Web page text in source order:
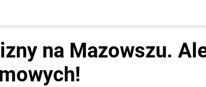
na Mazowszu.